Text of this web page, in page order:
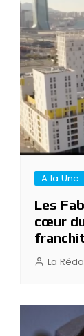
A la Une
Les
cœur
La